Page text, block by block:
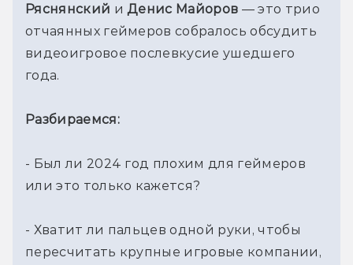
Ряснянский и Денис Майоров — это трио
отчаянных геймеров собралось обсудить
видеоигровое послевкусие ушедшего
года.
Разбираемся:
- Был ли 2024 год плохим для геймеров
или это только кажется?
- Хватит ли пальцев одной руки, чтобы
пересчитать крупные игровые компании,